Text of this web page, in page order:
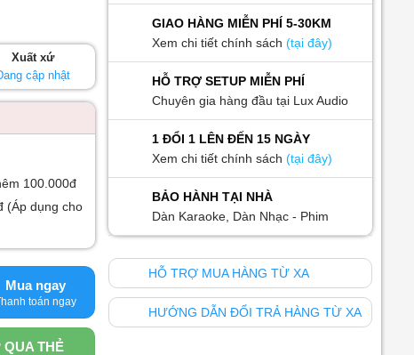
Xuất xứ
cập nhật
100.000đ
(Áp dụng cho
Mua ngay
QUA THẺ
GIAO HÀNG MIỄN PHÍ 5-30KM
Xem chi tiết chính sách (tại đây)
HỖ TRỢ SETUP MIỄN PHÍ
Chuyên gia hàng đầu tại Lux Audio
1 ĐỔI 1 LÊN ĐẾN 15 NGÀY
Xem chi tiết chính sách (tại đây)
BẢO HÀNH TẠI NHÀ
Dàn Karaoke, Dàn Nhạc - Phim
HỖ TRỢ MUA HÀNG TỪ XA
HƯỚNG DẪN ĐỔI TRẢ HÀNG TỪ XA